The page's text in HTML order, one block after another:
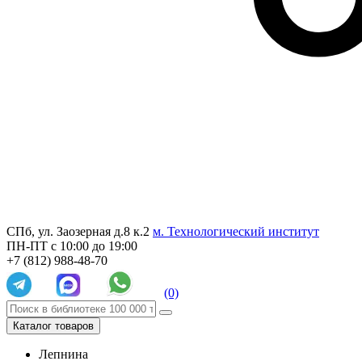
СПб, ул. Заозерная д.8 к.2 м. Технологический институт
ПН-ПТ с 10:00 до 19:00
+7 (812) 988-48-70
(0)
Каталог товаров
Лепнина